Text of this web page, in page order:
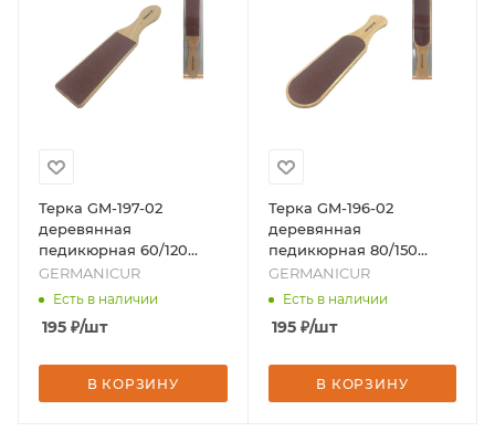
Терка GM-197-02
деревянная
педикюрная 60/120
влагостойкая, бренд -
GERMANICUR
GERMANICUR
Есть в наличии
195 ₽/шт
В КОРЗИНУ
Терка GM-196-02
деревянная
педикюрная 80/150
влагостойкая, бренд -
GERMANICUR
GERMANICUR
Есть в наличии
195₽/шт
В КОРЗИНУ